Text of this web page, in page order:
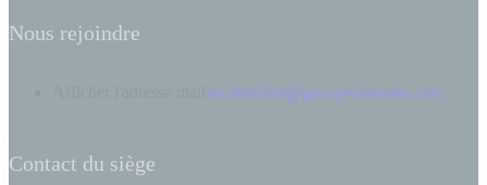
Nous rejoindre
recrutement@groupemonveto.com
Contact du siège